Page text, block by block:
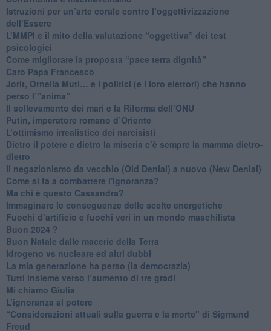
Istruzioni per un’arte corale contro l’oggettivizzazione
dell’Essere
​L’MMPI e il mito della valutazione “oggettiva” dei test
psicologici
Come migliorare la proposta “pace terra dignità”
Caro Papa Francesco
​Jorit, Ornella Muti… e i politici (e i loro elettori) che hanno
perso l’”anima”
​Il sollevamento dei mari e la Riforma dell’ONU
Putin, imperatore romano d’Oriente
​L’ottimismo irrealistico dei narcisisti
​Dietro il potere e dietro la miseria c’è sempre la mamma dietro-
dietro
Il negazionismo da vecchio (Old Denial) a nuovo (New Denial)
Come si fa a combattere l'ignoranza?
Ma chi è questo Cassandra?
Immaginare le conseguenze delle scelte energetiche
​Fuochi d’artificio e fuochi veri in un mondo maschilista
Buon 2024 ?
​Buon Natale dalle macerie della Terra
​Idrogeno vs nucleare ed altri dubbi
​La mia generazione ha perso (la democrazia)
​Tutti insieme verso l’aumento di tre gradi
Mi chiamo Giulia
L’ignoranza al potere
​“Considerazioni attuali sulla guerra e la morte" di Sigmund
Freud